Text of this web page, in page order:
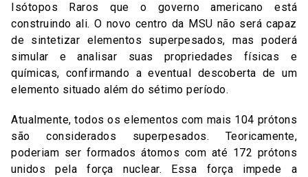
Isótopos Raros que o governo americano está
construindo ali. O novo centro da MSU não será capaz
de sintetizar elementos superpesados, mas poderá
simular e analisar suas propriedades físicas e
químicas, confirmando a eventual descoberta de um
elemento situado além do sétimo período.
Atualmente, todos os elementos com mais 104 prótons
são considerados superpesados. Teoricamente,
poderiam ser formados átomos com até 172 prótons
unidos pela força nuclear. Essa força impede a